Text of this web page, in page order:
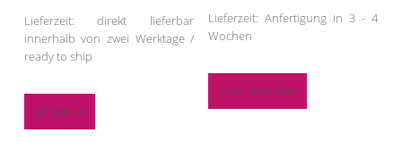
Lieferzeit: direkt lieferbar
innerhalb von zwei Werktage /
ready to ship
Weiterlesen
Lieferzeit: Anfertigung in 3 - 4
Wochen
In den Warenkorb